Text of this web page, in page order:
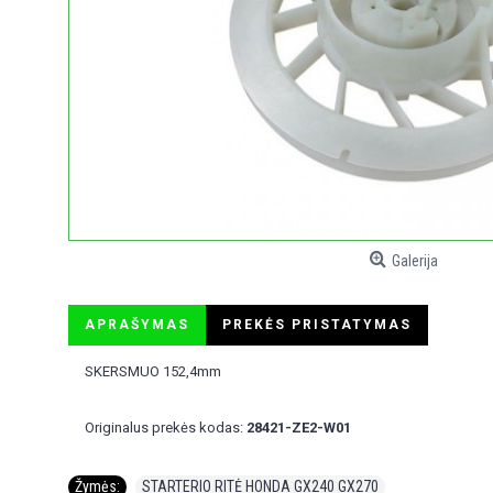
Galerija
APRAŠYMAS PREKĖS PRISTATYMAS
SKERSMUO 152,4mm
Originalus prekės kodas: 28421-ZE2-W01
Žymės: STARTERIO RITĖ HONDA GX240 GX270